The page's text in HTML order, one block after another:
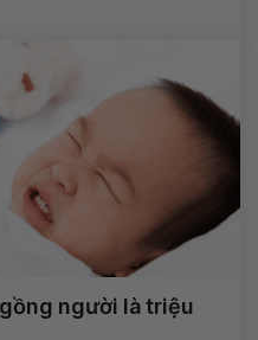
người là triệu